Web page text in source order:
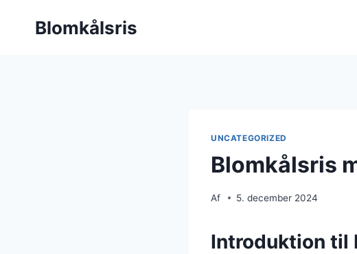
Blomkålsris
UNCATEGORIZED
Blomkålsris
Af 5. december 2024
Introduktion til